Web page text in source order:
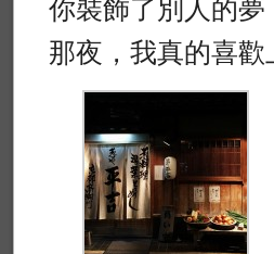
你裝飾了別人的夢
那夜，我真的喜